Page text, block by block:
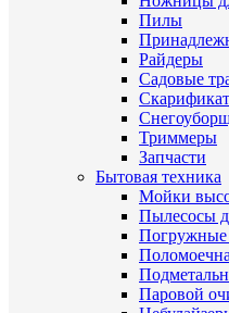
Пилы
Райдеры
Садовые
Триммеры
Запчасти
Бытовая техника
Мойки
Пылесосы
Погружные
Паровой